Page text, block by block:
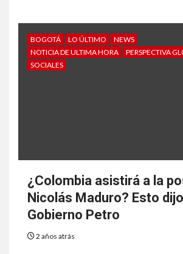
BOGOTÁ LO ÚLTIMO
NEWS
NOTICIA DE ULTIMA HORA
PERSPECTIVA
SOCIALES
¿Colombia asistirá a la
Nicolás Maduro? Esto dijo
Gobierno Petro
2 años atrás